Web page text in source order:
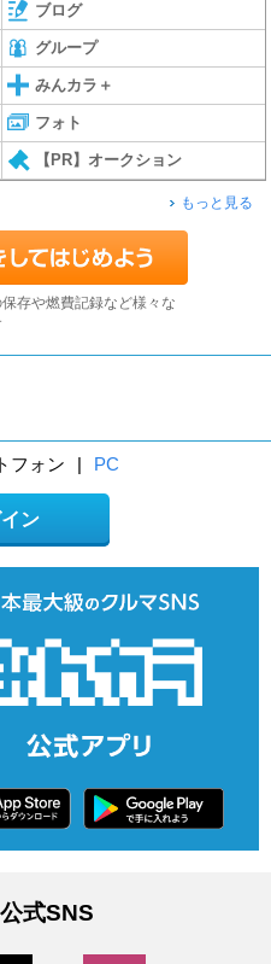
ブログ
グループ
みんカラ＋
フォト
【PR】オークション
もっと見る
存や燃費記録など様々な
フォン | PC
ン
式SNS